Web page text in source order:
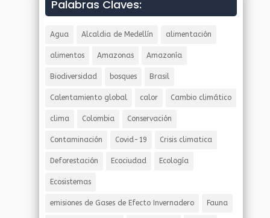
Palabras Claves:
Agua Alcaldia de Medellín alimentación
alimentos Amazonas Amazonía
Biodiversidad bosques Brasil
Calentamiento global calor Cambio climático
clima Colombia Conservación
Contaminación Covid-19 Crisis climatica
Deforestación Ecociudad Ecología
Ecosistemas
emisiones de Gases de Efecto Invernadero Fauna